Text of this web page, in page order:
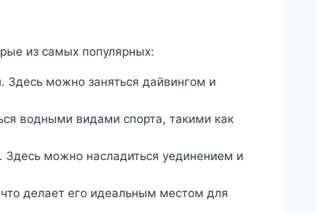
из самых популярных:
можно заняться дайвингом и
водными видами спорта, такими как
можно насладиться уединением и
делает его идеальным местом для